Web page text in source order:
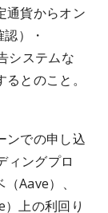
通貨からオン
）・
システムな
とのこと。
ンでの申し込
ィングプロ
Aave）、
上の利回り